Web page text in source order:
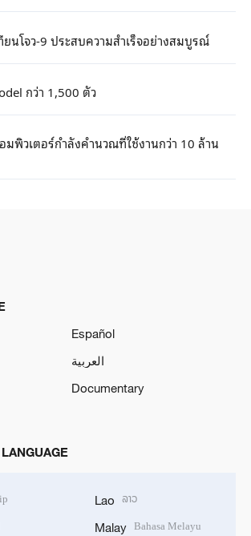
ยนโจว-9 ประสบความสำเร็จอย่างสมบูรณ์
กว่า 1,500 ตัว
พิวเตอร์กำลังคำนวณที่ใช้งานกว่า 10 ล้าน
Español
العربية
Documentary
Lao ລາວ
Malay Bahasa Melayu